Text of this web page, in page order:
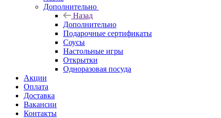
Дополнительно
Назад
Дополнительно
Подарочные сертификаты
Соусы
Настольные игры
Открытки
Одноразовая посуда
Акции
Оплата
Доставка
Вакансии
Контакты